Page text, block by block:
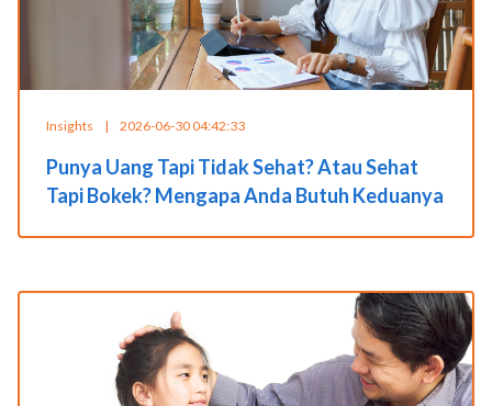
Insights | 2026-06-30 04:42:33
Punya Uang Tapi Tidak Sehat? Atau Sehat
Tapi Bokek? Mengapa Anda Butuh Keduanya